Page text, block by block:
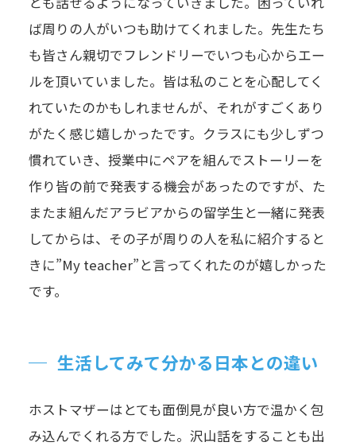
ば周りの人がいつも助けてくれました。先生たち
も皆さん親切でフレンドリーでいつも心からエー
ルを頂いていました。皆は私のことを心配してく
れていたのかもしれませんが、それがすごくあり
がたく感じ嬉しかったです。クラスにも少しずつ
慣れていき、授業中にペアを組んでストーリーを
作り皆の前で発表する機会があったのですが、た
またま組んだアラビアからの留学生と一緒に発表
してからは、その子が周りの人を私に紹介すると
きに”My teacher”と言ってくれたのが嬉しかった
です。
生活してみて分かる日本との違い
ホストマザーはとても面倒見が良い方で温かく包
み込んでくれる方でした。沢山話をすることも出